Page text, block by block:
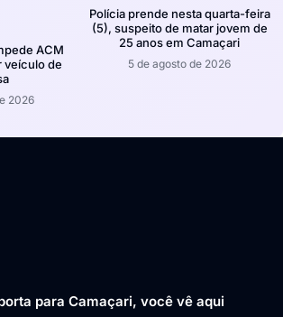
ACM
veículo de
2026
Polícia prende nesta quarta-feira
(5), suspeito de matar jovem de
25 anos em Camaçari
5 de agosto de 2026
para Camaçari, você vê aqui